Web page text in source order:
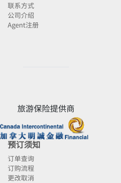
联系方式
公司介绍
Agent注册
旅游保险提供商
预订须知
订单查询
订购流程
更改取消